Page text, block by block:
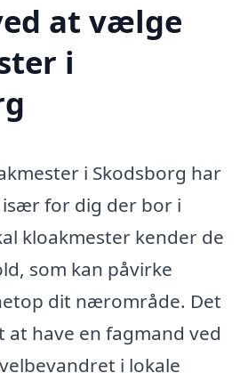
at vælge
i
i Skodsborg har
for dig der bor i
kloakmester kender de
som kan påvirke
dit nærområde. Det
have en fagmand ved
i lokale